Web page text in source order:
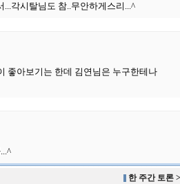
각시탈님도 참..무안하게스리...^
좋아보기는 한데 김연님은 누구한테나
한 주간 토론